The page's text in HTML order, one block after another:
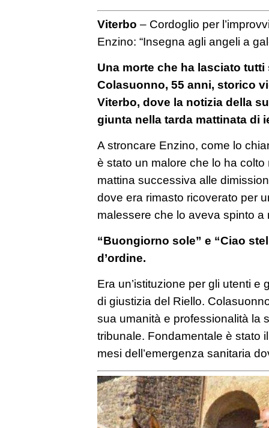
Viterbo – Cordoglio per
Enzino: “Insegna agli angeli a
Una morte che ha lasciato
Colasuonno, 55 anni, storico
Viterbo, dove la notizia della
giunta nella tarda mattinata di
A stroncare Enzino, come lo
è stato un malore che lo ha
mattina successiva alle
dove era rimasto ricoverato per
malessere che lo aveva spinto
“Buongiorno sole” e “Ciao
d’ordine.
Era un’istituzione per gli utenti e
di giustizia del Riello.
sua umanità e professionalità la
tribunale. Fondamentale è stato
mesi dell’emergenza sanitaria